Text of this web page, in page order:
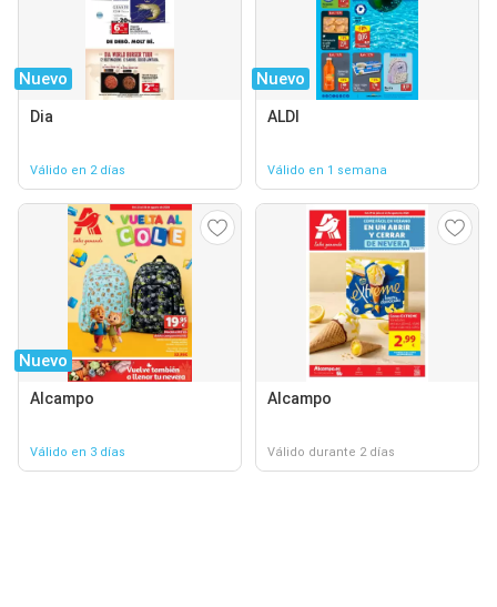
Nuevo
Dia
Válido en 2 días
Nuevo
ALDI
Válido en 1 semana
Nuevo
Alcampo
Válido en 3 días
Alcampo
Válido durante 2 días